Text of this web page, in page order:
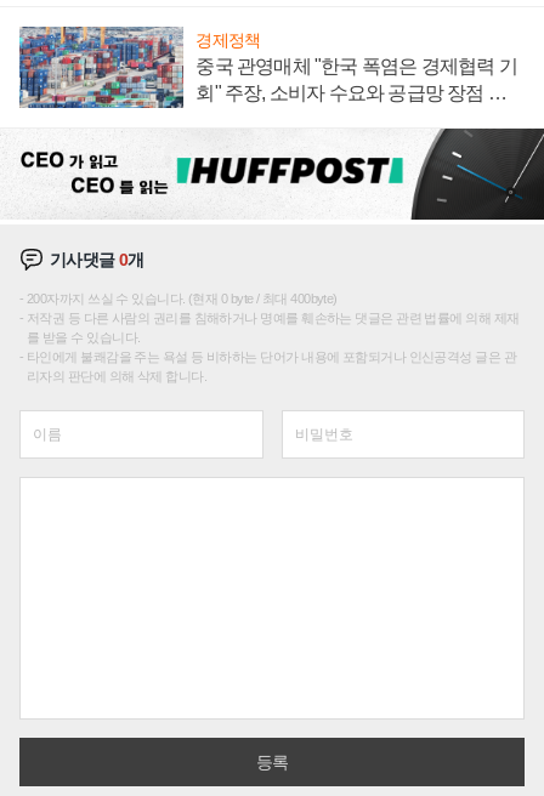
경제정책
중국 관영매체 "한국 폭염은 경제협력 기
회" 주장, 소비자 수요와 공급망 장점 강
기사댓글0개
200자까지 쓰실 수 있습니다. (현재 0 byte / 최대 400byte)
저작권 등 다른 사람의 권리를 침해하거나 명예를 훼손하는 댓글은 관련 법률에 의해 제재
를 받을 수 있습니다.
타인에게 불쾌감을 주는 욕설 등 비하하는 단어가 내용에 포함되거나 인신공격성 글은 관
리자의 판단에 의해 삭제 합니다.